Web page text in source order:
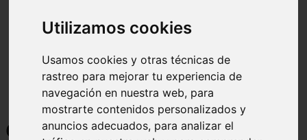
Utilizamos cookies
Usamos cookies y otras técnicas de
rastreo para mejorar tu experiencia de
navegación en nuestra web, para
mostrarte contenidos personalizados y
anuncios adecuados, para analizar el
Curiosidades y Sabias que